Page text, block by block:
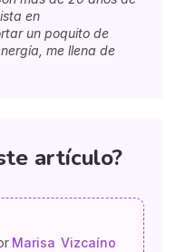
en
un poquito de
me llena de
artículo?
Marisa Vizcaíno